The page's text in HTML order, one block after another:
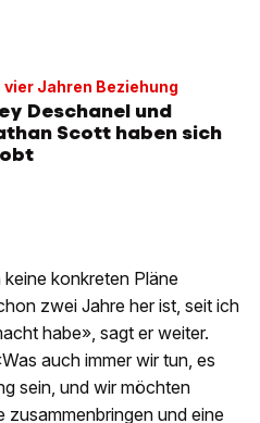
vier Jahren Beziehung
Deschanel und
Scott haben sich
konkreten Pläne
zwei Jahre her ist, seit ich
habe», sagt er weiter.
auch immer wir tun, es
sein, und wir möchten
zusammenbringen und eine